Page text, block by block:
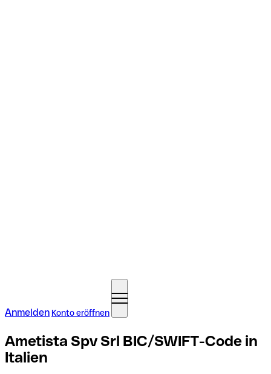
Anmelden Konto eröffnen
Ametista Spv Srl BIC/SWIFT-Code in
Italien